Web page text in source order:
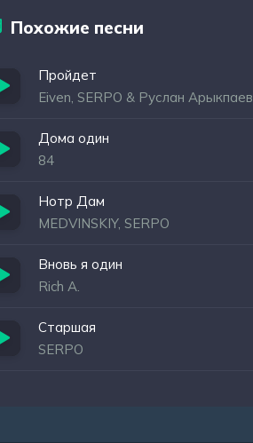
Похожие песни
Пройдет
Eiven, SERPO & Руслан Арыкпаев
Дома один
84
Нотр Дам
MEDVINSKIY, SERPO
Вновь я один
Rich A.
Старшая
SERPO